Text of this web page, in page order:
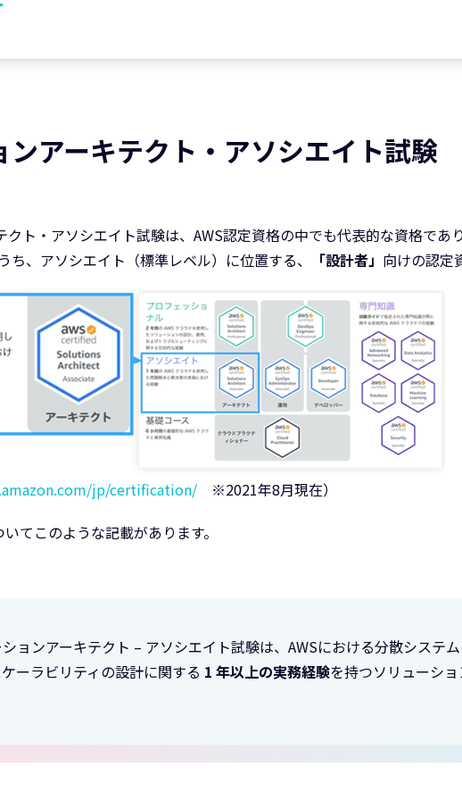
ンアーキテクト・アソシエイト試験
ト・アソシエイト試験は、AWS認定資格の中でも代表的な資格であり
ち、アソシエイト（標準レベル）に位置する、
「設計者」 向けの認定
jp/certification/ ※2021年8月現在）
てこのような記載があります。
ョンアーキテクト – アソシエイト試験は、AWSにおける分散システ
ーラビリティの設計に関する 1 年以上の実務経験を持つソリューシ